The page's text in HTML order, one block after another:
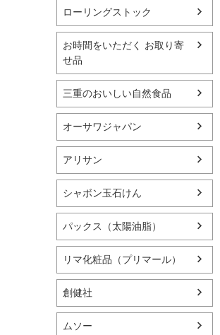
ローリングストック
お時間をいただく お取り寄
せ品
三重のおいしい自然食品
オーサワジャパン
アリサン
シャボン玉石けん
パックス（太陽油脂）
リマ化粧品（プリマール）
創健社
ムソー